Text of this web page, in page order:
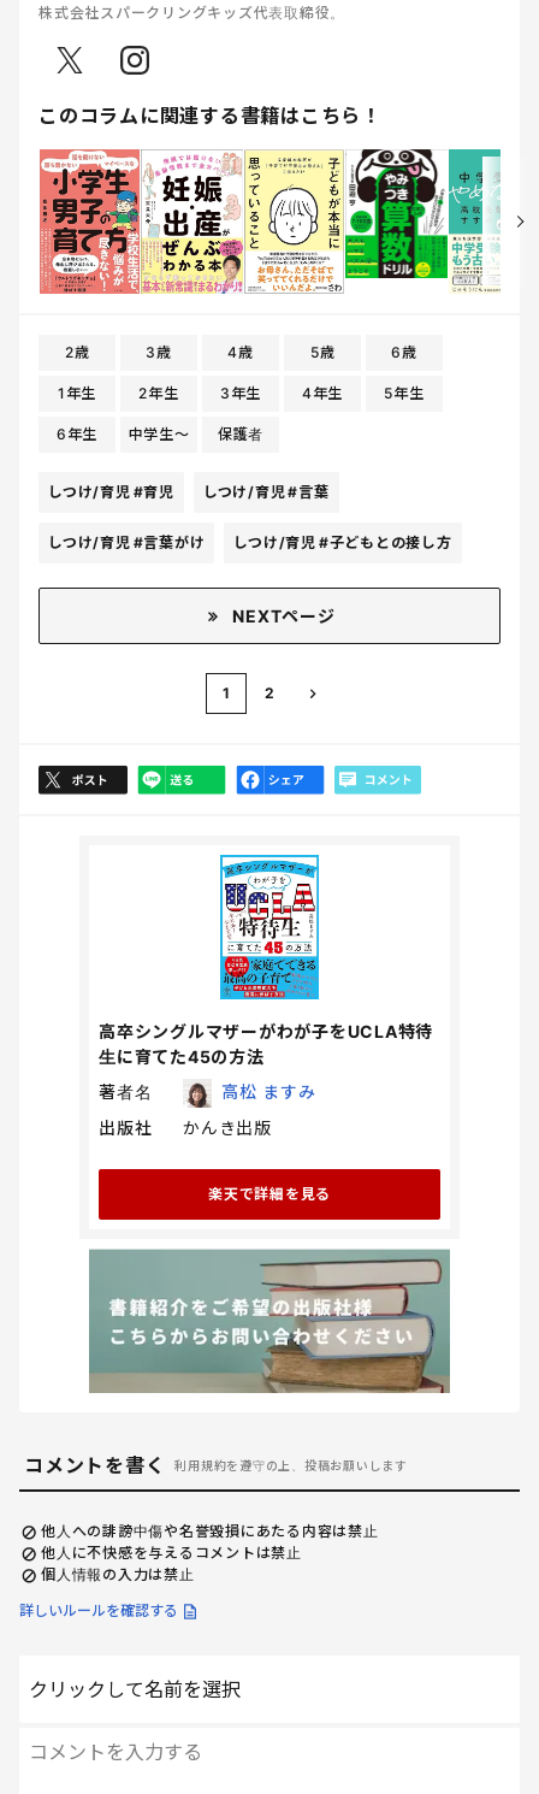
株式会社スパークリングキッズ代表取締役。
このコラムに関連する書籍はこちら！
2歳 3歳 4歳 5歳 6歳
1年生 2年生 3年生 4年生 5年生
6年生 中学生〜 保護者
しつけ/育児 #育児 しつけ/育児#言葉
しつけ/育児 #言葉がけ しつけ/育児 #子どもとの接し方
NEXTページ
1 2
高卒シングルマザーがわが子をUCLA特待
生に育てた45の方法
著者名
高松 ますみ
出版社
かんき出版
楽天で詳細を見る
コメントを書く 利用規約を遵守の上、投稿お願いします
他人への誹謗中傷や名誉毀損にあたる内容は禁止
他人に不快感を与えるコメントは禁止
個人情報の入力は禁止
詳しいルールを確認する
クリックして名前を選択